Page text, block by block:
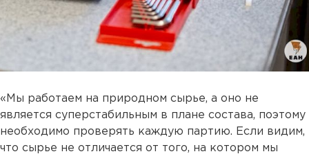
«Мы работаем на природном сырье, а оно не
является суперстабильным в плане состава, поэтому
необходимо проверять каждую партию. Если видим,
что сырье не отличается от того, на котором мы